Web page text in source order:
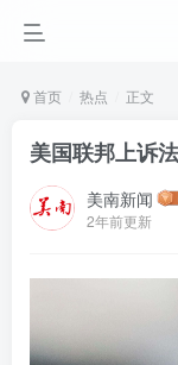
首页 热点 正文
美国联邦上诉
美南新闻
2年前更新